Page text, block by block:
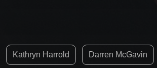
Kathryn Harrold Darren McGavin